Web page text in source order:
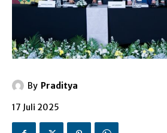
By Praditya
17 Juli 2025